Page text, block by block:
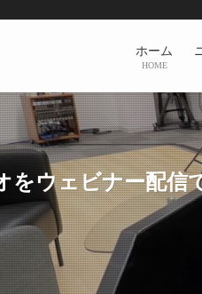
ホーム
HOME
をウェビナー配信